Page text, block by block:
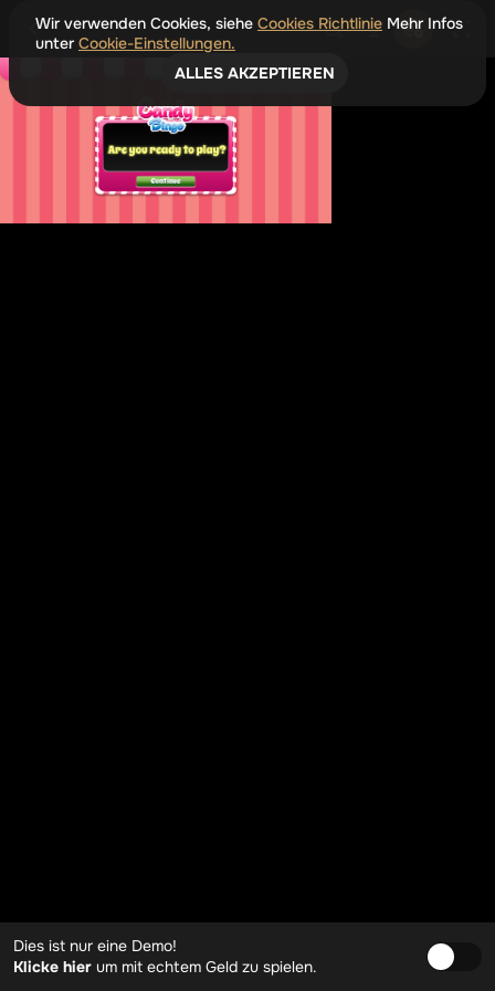
Dies ist nur eine Demo!
Klicke hier um mit echtem Geld zu spielen.
Wir verwenden Cookies, siehe Cookies Richtlinie Mehr Infos
unter Cookie-Einstellungen.
ALLES AKZEPTIEREN